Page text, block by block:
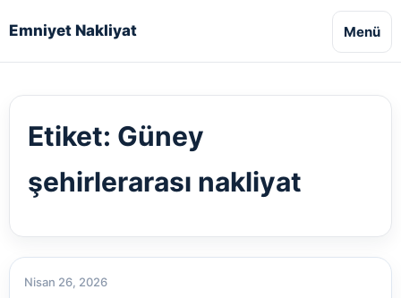
Emniyet Nakliyat Menü
Etiket: Güney
şehirlerarası nakliyat
Nisan 26, 2026